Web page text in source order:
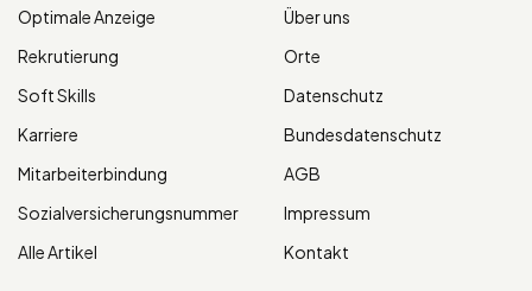
Optimale Anzeige
Rekrutierung
Soft Skills
Karriere
Mitarbeiterbindung
Sozialversicherungsnummer
Alle Artikel
Über uns
Orte
Datenschutz
Bundesdatenschutz
AGB
Impressum
Kontakt